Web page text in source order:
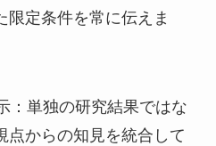
限定条件を常に伝えま
：単独の研究結果ではな
点からの知見を統合して